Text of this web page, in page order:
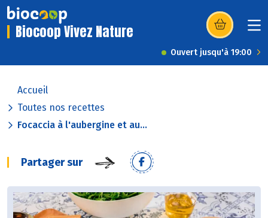
Biocoop Vivez Nature (s’ouvre dans
Ouvert jusqu'à 19:00
Accueil
Toutes nos recettes
Focaccia à l'aubergine et au...
Partager sur